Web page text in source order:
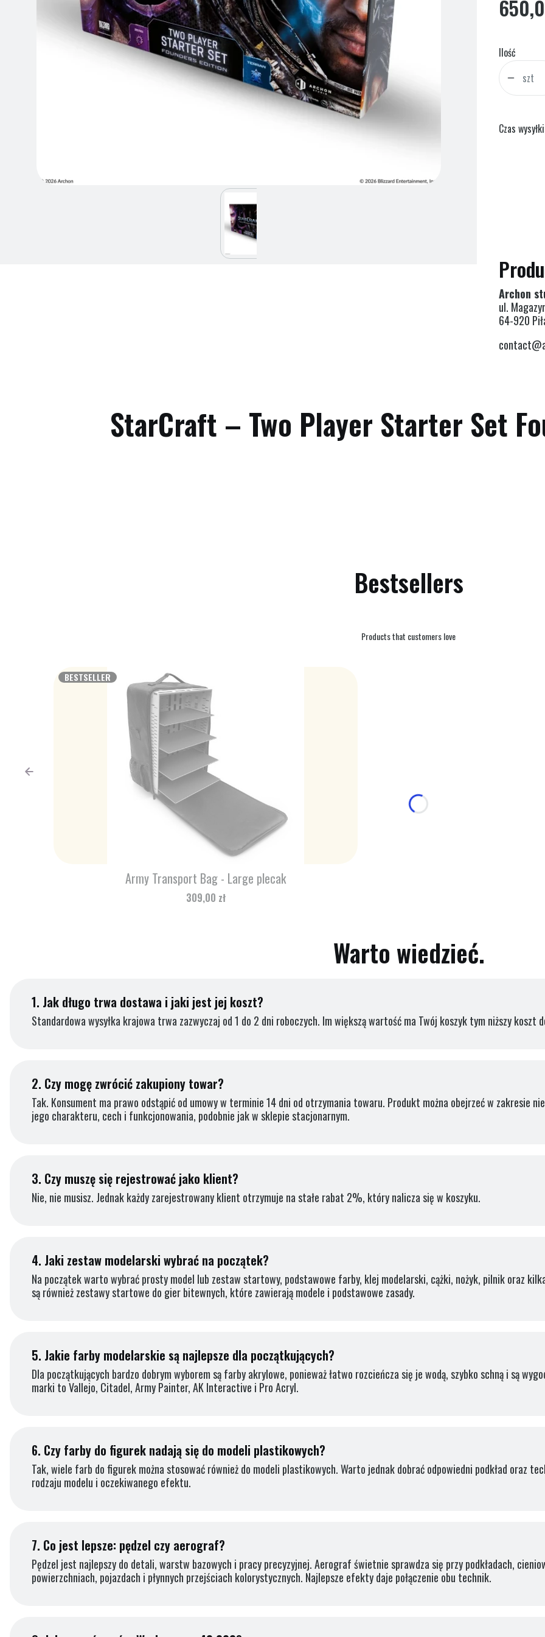
Cena
Ilość
szt
Czas
Archon
ul.
64-920
StarCraft – Two Player Starter Set
Bestsellers
Products that customers love
BESTSELLER
Army Transport Bag - Large plecak
Cena
309,00 zł
Warto wiedzieć.
1. Jak długo trwa dostawa i jaki jest jej koszt?
Standardowa wysyłka krajowa trwa zazwyczaj od 1 do 2 dni roboczych. Im większą wartość ma Twój koszyk tym niższy koszt
2. Czy mogę zwrócić zakupiony towar?
Tak. Konsument ma prawo odstąpić od umowy w terminie 14 dni od otrzymania towaru. Produkt można obejrzeć w zakresie
jego charakteru, cech i funkcjonowania, podobnie jak w sklepie stacjonarnym.
3. Czy muszę się rejestrować jako klient?
Nie, nie musisz. Jednak każdy zarejestrowany klient otrzymuje na stałe rabat 2%, który nalicza się w koszyku.
4. Jaki zestaw modelarski wybrać na początek?
Na początek warto wybrać prosty model lub zestaw startowy, podstawowe farby, klej modelarski, cążki, nożyk, pilnik oraz
są również zestawy startowe do gier bitewnych, które zawierają modele i podstawowe zasady.
5. Jakie farby modelarskie są najlepsze dla początkujących?
Dla początkujących bardzo dobrym wyborem są farby akrylowe, ponieważ łatwo rozcieńcza się je wodą, szybko schną i są
marki to Vallejo, Citadel, Army Painter, AK Interactive i Pro Acryl.
6. Czy farby do figurek nadają się do modeli plastikowych?
Tak, wiele farb do figurek można stosować również do modeli plastikowych. Warto jednak dobrać odpowiedni podkład oraz
rodzaju modelu i oczekiwanego efektu.
7. Co jest lepsze: pędzel czy aerograf?
Pędzel jest najlepszy do detali, warstw bazowych i pracy precyzyjnej. Aerograf świetnie sprawdza się przy podkładach,
powierzchniach, pojazdach i płynnych przejściach kolorystycznych. Najlepsze efekty daje połączenie obu technik.